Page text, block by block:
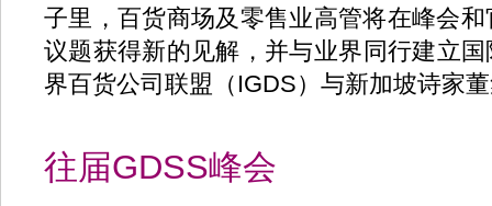
子里，百货商场及零售业高管将在峰会
议题获得新的见解，并与业界同行建立
界百货公司联盟（IGDS）与新加坡诗家
往届GDSS峰会